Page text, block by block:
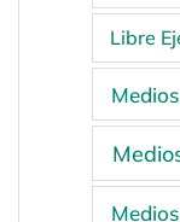
Libre
Medios